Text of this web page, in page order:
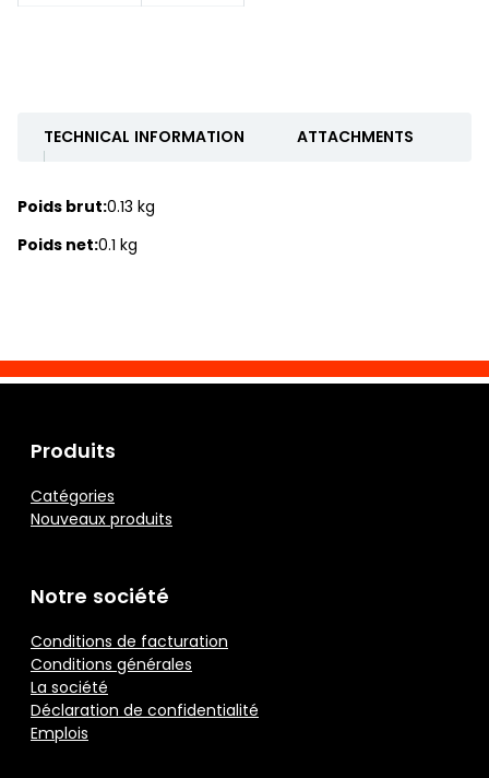
TECHNICAL INFORMATION ATTACHMENTS
Poids brut:0.13 kg
Poids net:0.1 kg
Produits
Catégories
Nouveaux produits
Notre société
Conditions de facturation
Conditions générales
La société
Déclaration de confidentialité
Emplois